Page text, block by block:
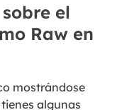
el
Raw en
mostrándose
algunas